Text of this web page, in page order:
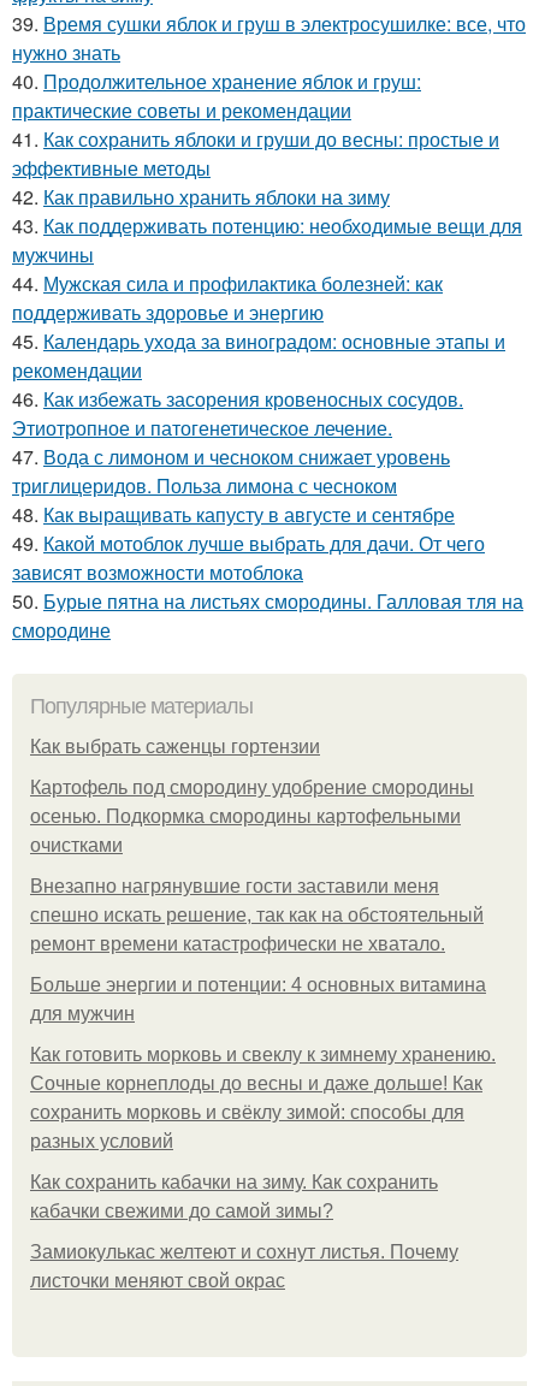
39. Время сушки яблок и груш в электросушилке: все, что
нужно знать
40. Продолжительное хранение яблок и груш:
практические советы и рекомендации
41. Как сохранить яблоки и груши до весны: простые и
эффективные методы
42. Как правильно хранить яблоки на зиму
43. Как поддерживать потенцию: необходимые вещи для
мужчины
44. Мужская сила и профилактика болезней: как
поддерживать здоровье и энергию
45. Календарь ухода за виноградом: основные этапы и
рекомендации
46. Как избежать засорения кровеносных сосудов.
Этиотропное и патогенетическое лечение.
47. Вода с лимоном и чесноком снижает уровень
триглицеридов. Польза лимона с чесноком
48. Как выращивать капусту в августе и сентябре
49. Какой мотоблок лучше выбрать для дачи. От чего
зависят возможности мотоблока
50. Бурые пятна на листьях смородины. Галловая тля на
смородине
Популярные материалы
Как выбрать саженцы гортензии
Картофель под смородину удобрение смородины
осенью. Подкормка смородины картофельными
очистками
Внезапно нагрянувшие гости заставили меня
спешно искать решение, так как на обстоятельный
ремонт времени катастрофически не хватало.
Больше энергии и потенции: 4 основных витамина
для мужчин
Как готовить морковь и свеклу к зимнему хранению.
Сочные корнеплоды до весны и даже дольше! Как
сохранить морковь и свёклу зимой: способы для
разных условий
Как сохранить кабачки на зиму. Как сохранить
кабачки свежими до самой зимы?
Замиокулькас желтеют и сохнут листья. Почему
листочки меняют свой окрас